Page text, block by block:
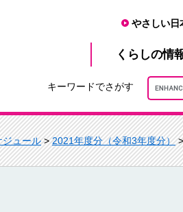
やさしい日
くらしの情
キーワードでさがす
ジュール>2021年度分（令和3年度分）